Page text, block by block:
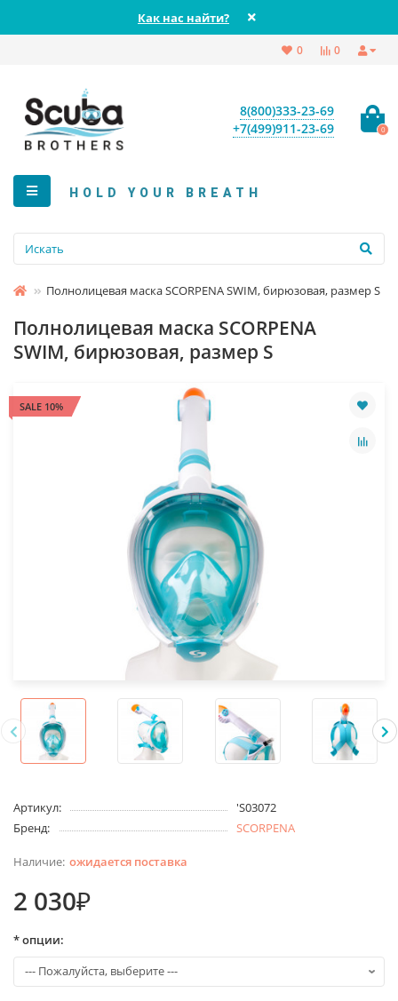
Как нас найти?
0
0
8(800)333-23-69
+7(499)911-23-69
0
HOLD YOUR BREATH
Полнолицевая маска SCORPENA SWIM, бирюзовая, размер S
Полнолицевая маска SCORPENA
SWIM, бирюзовая, размер S
SALE 10%
Артикул:
'S03072
Бренд:
SCORPENA
ожидается поставка
2 030₽
* опции: